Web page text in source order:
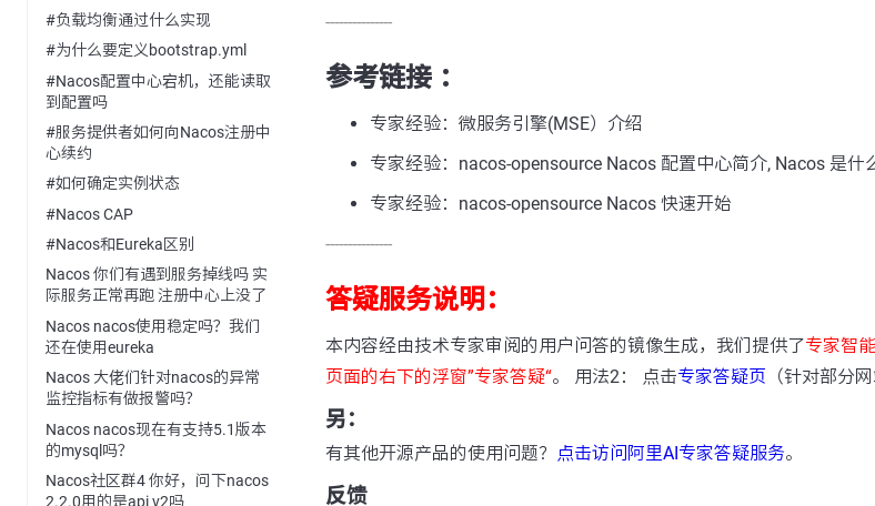
#负载均衡通过什么实现
#为什么要定义bootstrap.yml
#Nacos配置中心宕机，还能读取
到配置吗
#服务提供者如何向Nacos注册中
心续约
#如何确定实例状态
#Nacos CAP
#Nacos和Eureka区别
Nacos 你们有遇到服务掉线吗 实
际服务正常再跑 注册中心上没了
Nacos nacos使用稳定吗？我们
还在使用eureka
Nacos 大佬们针对nacos的异常
监控指标有做报警吗？
Nacos nacos现在有支持5.1版本
的mysql吗？
Nacos社区群4 你好，问下nacos
2.2.0用的是api v2吗
---------------
参考链接 ：
专家经验：微服务引擎(MSE）介绍
专家经验：nacos-opensource Nacos 配置中心简介, Nacos 是什
专家经验：nacos-opensource Nacos 快速开始
---------------
答疑服务说明：
本内容经由技术专家审阅的用户问答的镜像生成，我们提供了专家智
页面的右下的浮窗”专家答疑“。 用法2： 点击专家答疑页 （针对部分
另：
有其他开源产品的使用问题？ 点击访问阿里AI专家答疑服务。
反馈